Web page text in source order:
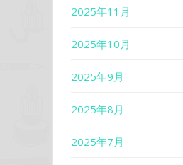
2025年11月
2025年10月
2025年9月
2025年8月
2025年7月